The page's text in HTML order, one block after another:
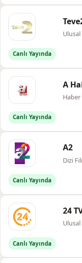
Ulusal
Canlı Yayında
A
Haber
Canlı Yayında
A2
Dizi
Canlı Yayında
24
Ulusal
Canlı Yayında